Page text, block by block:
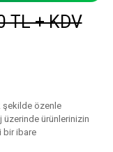
TL + KDV
şekilde özenle
üzerinde ürünlerinizin
bir ibare